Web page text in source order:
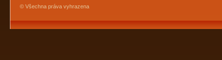
© Všechna práva vyhrazena